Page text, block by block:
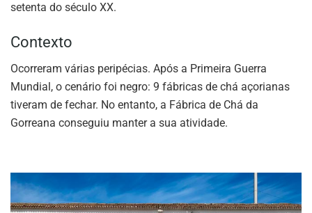
setenta do século XX.
Contexto
Ocorreram várias peripécias. Após a Primeira Guerra
Mundial, o cenário foi negro: 9 fábricas de chá açorianas
tiveram de fechar. No entanto, a Fábrica de Chá da
Gorreana conseguiu manter a sua atividade.